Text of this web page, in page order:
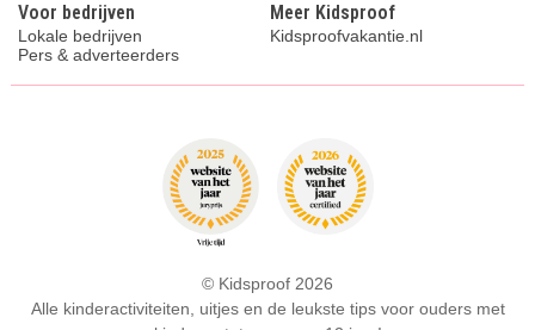
Voor bedrijven
Lokale bedrijven
Pers & adverteerders
Meer Kidsproof
Kidsproofvakantie.nl
© Kidsproof 2026
Alle kinderactiviteiten, uitjes en de leukste tips voor ouders met